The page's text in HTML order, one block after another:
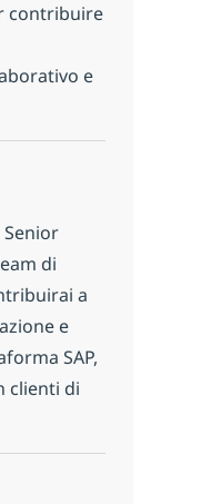
contribuire
e
Senior
di
a
e
SAP,
clienti di